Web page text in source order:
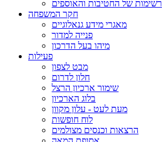
רשימות של החטיבות והאוספים
חקר המשפחה
מאגרי מידע גנאלוגיים
פנייה למדור
מיהו בעל הדרכון
פעילות
מבט לצפון
חלון לדרום
שימור ארכיון הרצל
בלוג הארכיון
מעת לעט - עלון מקוון
לוח חופשות
הרצאות וכנסים מצולמים